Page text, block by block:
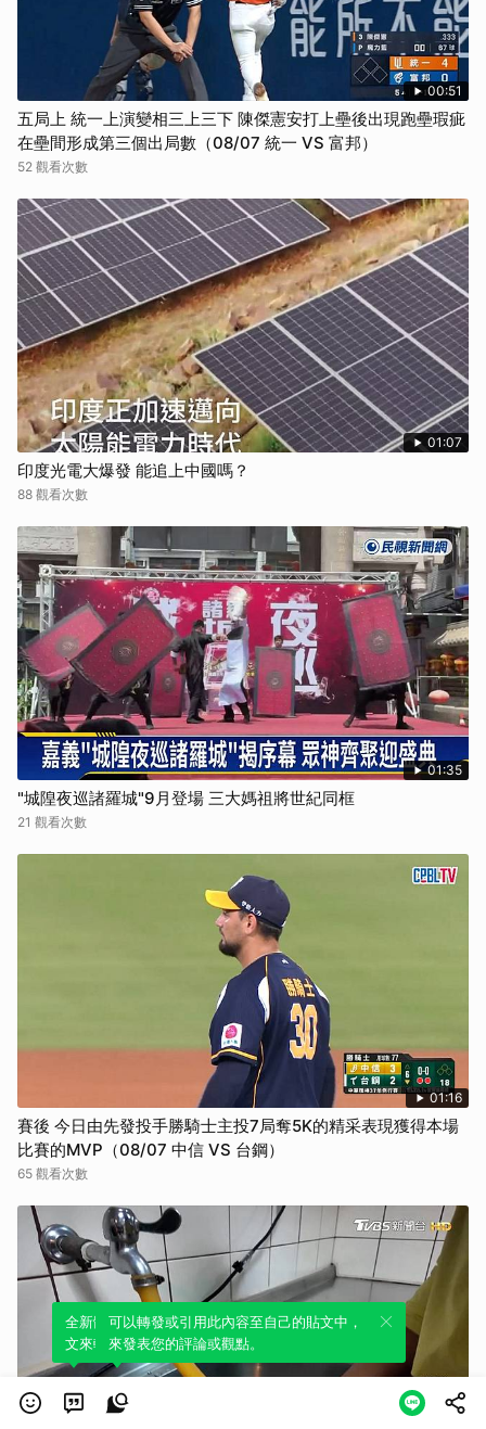
00:51
五局上 統一上演變相三上三下 陳傑憲安打上壘後出現跑壘瑕疵
在壘間形成第三個出局數（08/07 統一 VS 富邦）
52 觀看次數
01:07
印度光電大爆發 能追上中國嗎？
88 觀看次數
01:35
"城隍夜巡諸羅城"9月登場 三大媽祖將世紀同框
21 觀看次數
01:16
賽後 今日由先發投手勝騎士主投7局奪5K的精采表現獲得本場
比賽的MVP（08/07 中信 VS 台鋼）
65 觀看次數
全新體驗！一鍵引用此內容，透過發布貼
文來輕鬆表達個人立場。
可以轉發或引用此內容至自己的貼文中，
來發表您的評論或觀點。